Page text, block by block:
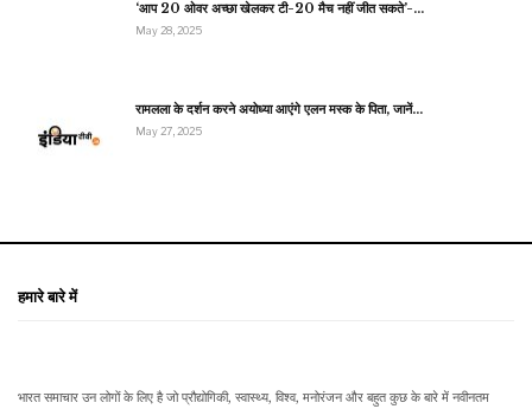
‘आप 20 ओवर अच्छा खेलकर टी-20 मैच नहीं जीत सकते’-…
May 28, 2025
रामलला के दर्शन करने अयोध्या आएंगे एलन मस्क के पिता, जानें…
May 27, 2025
हमारे बारे में
भारत समाचार उन लोगों के लिए है जो प्रौद्योगिकी, स्वास्थ्य, विश्व, मनोरंजन और बहुत कुछ के बारे में नवीनतम